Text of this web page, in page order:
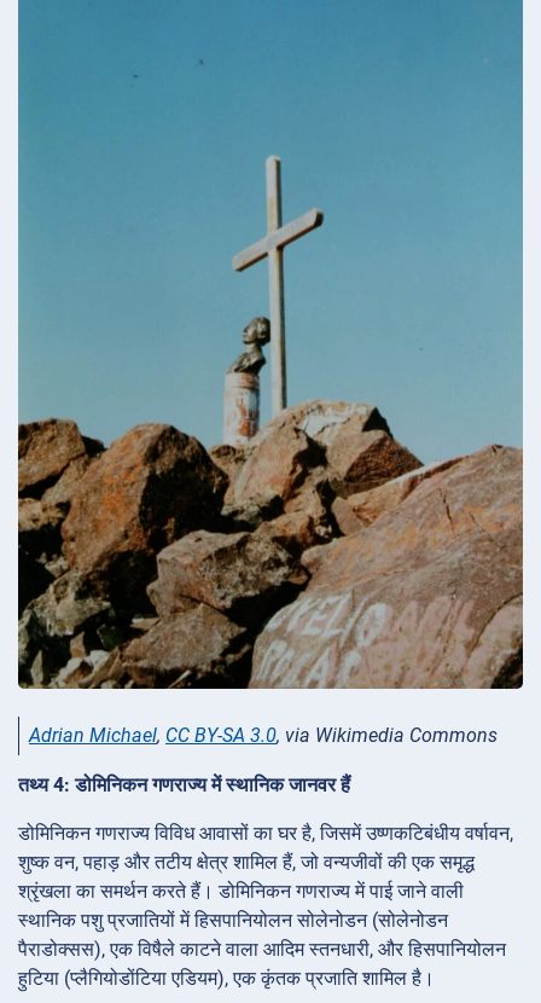
Adrian Michael, CC BY-SA 3.0, via Wikimedia Commons
तथ्य 4: डोमिनिकन गणराज्य में स्थानिक जानवर हैं
डोमिनिकन गणराज्य विविध आवासों का घर है, जिसमें उष्णकटिबंधीय वर्षावन,
शुष्क वन, पहाड़ और तटीय क्षेत्र शामिल हैं, जो वन्यजीवों की एक समृद्ध
श्रृंखला का समर्थन करते हैं। डोमिनिकन गणराज्य में पाई जाने वाली
स्थानिक पशु प्रजातियों में हिसपानियोलन सोलेनोडन (सोलेनोडन
पैराडोक्सस), एक विषैले काटने वाला आदिम स्तनधारी, और हिसपानियोलन
हुटिया (प्लैगियोडोंटिया एडियम), एक कृंतक प्रजाति शामिल है।